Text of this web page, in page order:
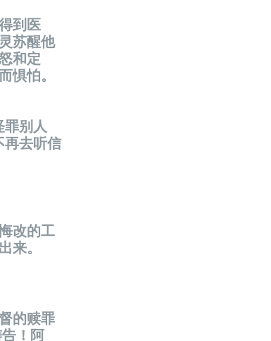
到医
苏醒他
和定
惧怕。
罪别人
再去听信
改的工
出来。
的赎罪
！阿